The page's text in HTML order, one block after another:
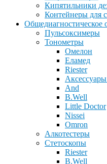
Кипятильники
Контейнеры для
Общедиагностическое
Пульсоксимеры
Тонометры
Омелон
Еламед
Riester
And
B.Well
Little Doctor
Nissei
Omron
Алкотестеры
Стетоскопы
Riester
B.Well